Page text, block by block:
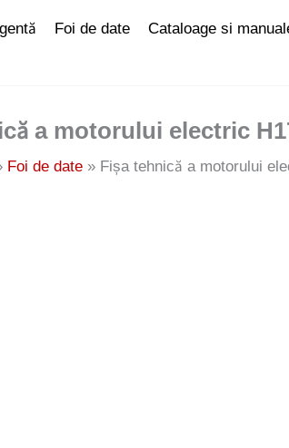
Foi de date Cataloage si
a motorului electric
Foi de date Fișa tehnică a motorului